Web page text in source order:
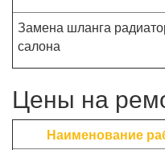
Замена шланга
салона
Цены на
Наименование